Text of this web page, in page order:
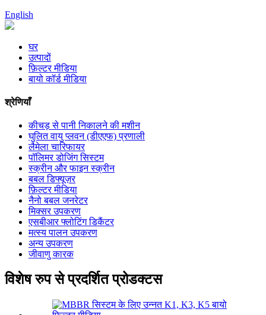
English
घर
उत्पादों
फ़िल्टर मीडिया
बायो कॉर्ड मीडिया
श्रेणियाँ
कीचड़ से पानी निकालने की मशीन
घुलित वायु प्लवन (डीएएफ) प्रणाली
लैमेला चारिफायर
पॉलिमर डोजिंग सिस्टम
स्क्रीन और फाइन स्क्रीन
बबल डिफ्यूज़र
फ़िल्टर मीडिया
नैनो बबल जनरेटर
मिक्सर उपकरण
एसबीआर फ्लोटिंग डिकैंटर
मत्स्य पालन उपकरण
अन्य उपकरण
जीवाणु कारक
विशेष रुप से प्रदर्शित प्रोडक्टस